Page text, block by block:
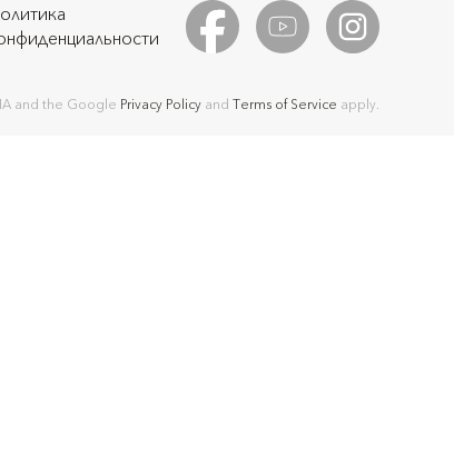
and the Google Privacy Policyand Terms of Service apply.